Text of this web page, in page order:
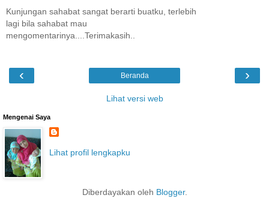
Kunjungan sahabat sangat berarti buatku, terlebih
lagi bila sahabat mau
mengomentarinya....Terimakasih..
‹ ›
Beranda
Lihat versi web
Mengenai Saya
Lihat profil lengkapku
Diberdayakan oleh Blogger.